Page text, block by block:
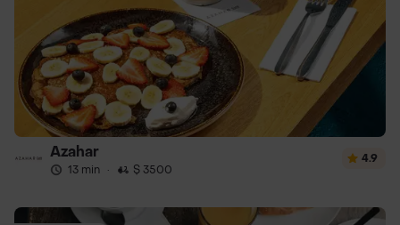
Azahar
13 min · $ 3500
4.9